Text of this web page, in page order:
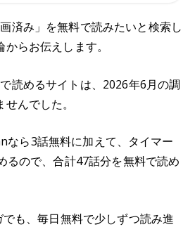
済み」を無料で読みたいと検索し
らお伝えします。
読めるサイトは、2026年6月の調
んでした。
ら3話無料に加えて、タイマー
るので、合計47話分を無料で読め
も、毎日無料で少しずつ読み進